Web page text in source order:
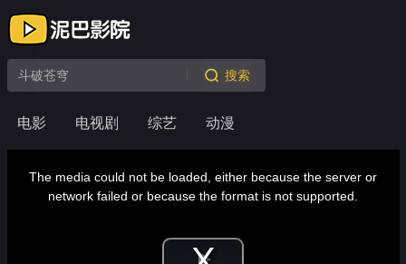
电影 电视剧 综艺 动漫
搜索
modalThe media could not be loaded, either because the server or
network failed or because the format is not supported.